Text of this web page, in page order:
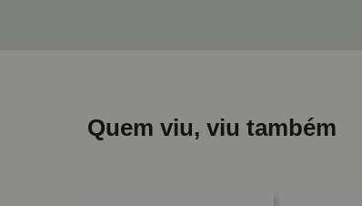
Quem viu, viu também